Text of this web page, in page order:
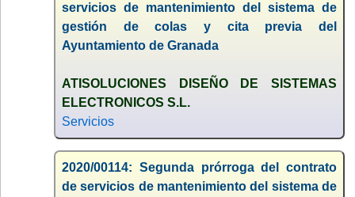
servicios de mantenimiento del sistema de
gestión de colas y cita previa del
Ayuntamiento de Granada
ATISOLUCIONES DISEÑO DE SISTEMAS
ELECTRONICOS S.L.
Servicios
2020/00114: Segunda prórroga del contrato
de servicios de mantenimiento del sistema de